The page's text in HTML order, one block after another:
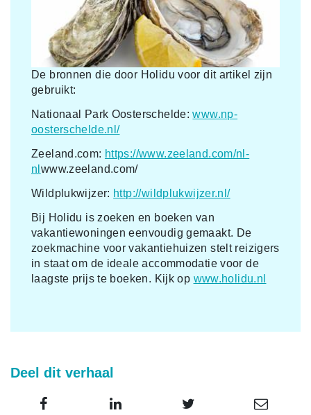
De bronnen die door Holidu voor dit artikel zijn
gebruikt:
Nationaal Park Oosterschelde:www.np-
oosterschelde.nl/
Zeeland.com: https://www.zeeland.com/nl-
nl www.zeeland.com/
Wildplukwijzer: http://wildplukwijzer.nl/
Bij Holidu is zoeken en boeken van
vakantiewoningen eenvoudig gemaakt. De
zoekmachine voor vakantiehuizen stelt reizigers
in staat om de ideale accommodatie voor de
laagste prijs te boeken. Kijk op www.holidu.nl
Deel dit verhaal